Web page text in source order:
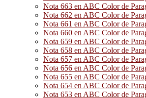
Nota 663 en ABC Color de
Nota 662 en ABC Color de
Nota 661 en ABC Color de
Nota 660 en ABC Color de
Nota 659 en ABC Color de
Nota 658 en ABC Color de
Nota 657 en ABC Color de
Nota 656 en ABC Color de
Nota 655 en ABC Color de
Nota 654 en ABC Color de
Nota 653 en ABC Color de